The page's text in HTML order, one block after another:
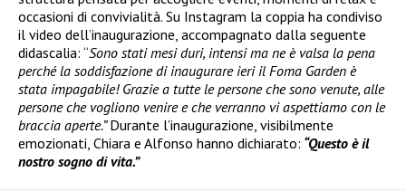
occasioni di convivialità. Su Instagram la coppia ha condiviso
il video dell’inaugurazione, accompagnato dalla seguente
didascalia: “Sono stati mesi duri, intensi ma ne è valsa la pena
perché la soddisfazione di inaugurare ieri il Foma Garden è
stata impagabile! Grazie a tutte le persone che sono venute, alle
persone che vogliono venire e che verranno vi aspettiamo con le
braccia aperte.”Durante l’inaugurazione, visibilmente
emozionati, Chiara e Alfonso hanno dichiarato: “Questo è il
nostro sogno di vita.”